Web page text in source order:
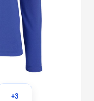
+3